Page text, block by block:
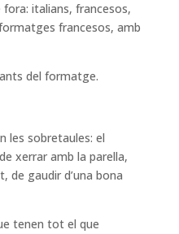
fora: italians, francesos,
francesos, amb
del formatge.
les sobretaules: el
xerrar amb la parella,
de gaudir d’una bona
tenen tot el que